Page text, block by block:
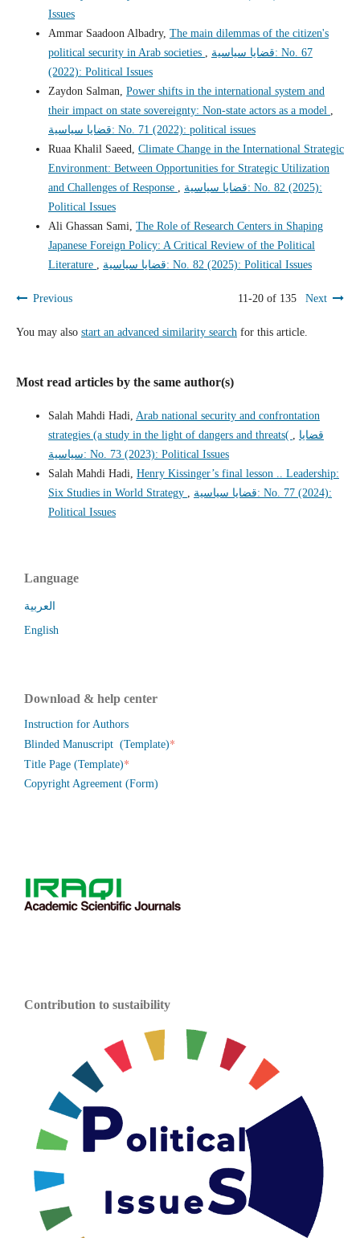
Issues
Ammar Saadoon Albadry, The main dilemmas of the citizen's
political security in Arab societies
قضايا سياسية: No. 67
(2022): Political Issues
Zaydon Salman, Power shifts in the international system and
their impact on state sovereignty: Non-state actors as a model
قضايا سياسية: No. 71 (2022): political issues
Ruaa Khalil Saeed, Climate Change in the International Strategic
Environment: Between Opportunities for Strategic Utilization
and Challenges of Response
قضايا سياسية: No. 82 (2025):
Political Issues
Ali Ghassan Sami, The Role of Research Centers in Shaping
Japanese Foreign Policy: A Critical Review of the Political
Literature
قضايا سياسية: No. 82 (2025): Political Issues
Previous 11-20 of 135 Next
You may also start an advanced similarity search for this article.
Most read articles by the same author(s)
Salah Mahdi Hadi, Arab national security and confrontation
strategies (a study in the light of dangers and threats(
قضايا
سياسية: No. 73 (2023): Political Issues
Salah Mahdi Hadi, Henry Kissinger’s final lesson .. Leadership:
Six Studies in World Strategy
قضايا سياسية: No. 77 (2024):
Political Issues
Language
العربية
English
Download & help center
Instruction for Authors
Blinded Manuscript (Template)*
Title Page (Template)*
Copyright Agreement (Form)
Contribution to sustaibility